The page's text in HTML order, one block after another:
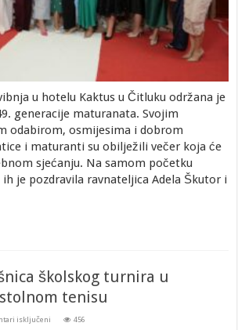
u hotelu Kaktus u Čitluku održana je
generacije maturanata. Svojim
odabirom, osmijesima i dobrom
i maturanti su obilježili večer koja će
sjećanju. Na samom početku
je pozdravila ravnateljica Adela Škutor i
školskog turnira u
tenisu
isključeni 456